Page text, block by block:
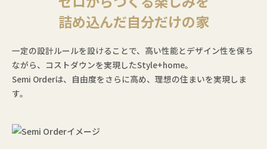
詰め込んだ自分だけの家
一定の設計ルールを設けることで、高い性能とデザイン性を保ち
ながら、コストダウンを実現したStyle+home。
Semi Orderは、自由度をさらに高め、理想の住まいを実現しま
す。